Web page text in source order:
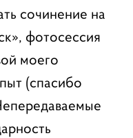
сочинение на
фотосессия
моего
(спасибо